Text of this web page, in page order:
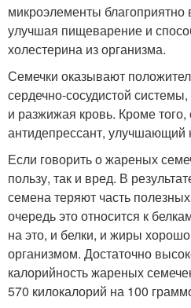
микроэлементы
улучшая пищеварение и
холестерина из организма.
Семечки оказывают
сердечно-сосудистой
и разжижая кровь. Кроме
антидепрессант, улучшающий
Если говорить о жареных
пользу, так и вред. В
семена теряют часть
очередь это относится к
на это, и белки, и жиры
организмом. Достаточно
калорийность жареных
570 килокалорий на 100